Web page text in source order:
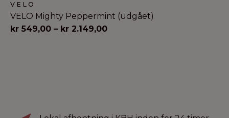
VELO
VELO Mighty Peppermint (udgået)
kr 549,00 – kr 2.149,00Prisinterval: